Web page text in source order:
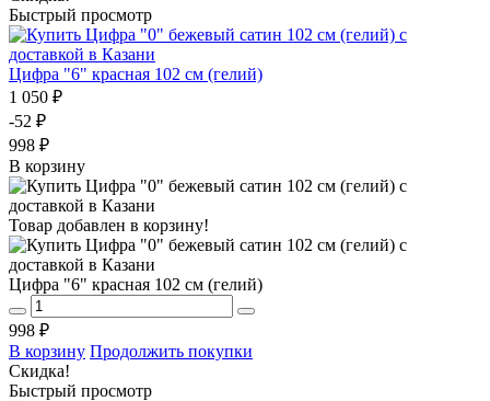
Быстрый просмотр
Цифра "6" красная 102 см (гелий)
1 050 ₽
-52 ₽
998 ₽
В корзину
Товар добавлен в корзину!
Цифра "6" красная 102 см (гелий)
998 ₽
В корзину Продолжить покупки
Скидка!
Быстрый просмотр